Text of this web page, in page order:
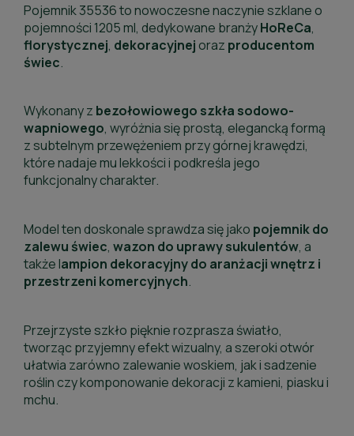
Pojemnik 35536 to nowoczesne naczynie szklane o
pojemności 1205 ml, dedykowane branżyHoReCa,
florystycznej, dekoracyjnejoraz producentom
świec.
Wykonany z bezołowiowego szkła sodowo-
wapniowego, wyróżnia się prostą, elegancką formą
z subtelnym przewężeniem przy górnej krawędzi,
które nadaje mu lekkości i podkreśla jego
funkcjonalny charakter.
Model ten doskonale sprawdza się jako pojemnik do
zalewu świec, wazon do uprawy sukulentów, a
także lampion dekoracyjny do aranżacji wnętrz i
przestrzeni komercyjnych.
Przejrzyste szkło pięknie rozprasza światło,
tworząc przyjemny efekt wizualny, a szeroki otwór
ułatwia zarówno zalewanie woskiem, jak i sadzenie
roślin czy komponowanie dekoracji z kamieni, piasku i
mchu.